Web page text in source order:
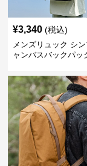
¥3,340 (税込)
メンズリュック シ
ャンバスバックパッ